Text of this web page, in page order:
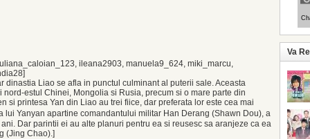
ileana2903, manuela9_624, miki_marcu,
dinastia Liao se afla in punctul culminant al puterii sale. Aceasta
estul Chinei, Mongolia si Rusia, precum si o mare parte din
si printesa Yan din Liao au trei fiice, dar preferata lor este cea mai
Yanyan apartine comandantului militar Han Derang (Shawn Dou), a
Dar parintii ei au alte planuri pentru ea si reusesc sa aranjeze ca ea
(Jing Chao).]
Va